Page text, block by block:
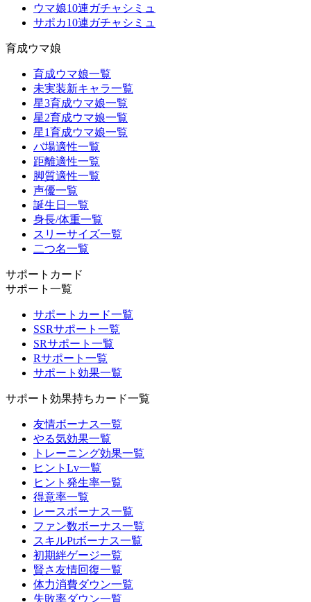
ウマ娘10連ガチャシミュ
サポカ10連ガチャシミュ
育成ウマ娘
育成ウマ娘一覧
未実装新キャラ一覧
星3育成ウマ娘一覧
星2育成ウマ娘一覧
星1育成ウマ娘一覧
バ場適性一覧
距離適性一覧
脚質適性一覧
声優一覧
誕生日一覧
身長/体重一覧
スリーサイズ一覧
二つ名一覧
サポートカード
サポート一覧
サポートカード一覧
SSRサポート一覧
SRサポート一覧
Rサポート一覧
サポート効果一覧
サポート効果持ちカード一覧
友情ボーナス一覧
やる気効果一覧
トレーニング効果一覧
ヒントLv一覧
ヒント発生率一覧
得意率一覧
レースボーナス一覧
ファン数ボーナス一覧
スキルPtボーナス一覧
初期絆ゲージ一覧
賢さ友情回復一覧
体力消費ダウン一覧
失敗率ダウン一覧